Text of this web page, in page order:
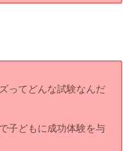
ってどんな試験なんだ
子どもに成功体験を与